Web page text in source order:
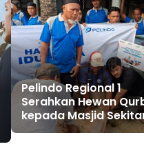
Pelindo Regional 1
Serahkan Hewan
kepada Masjid
Pelabuhan